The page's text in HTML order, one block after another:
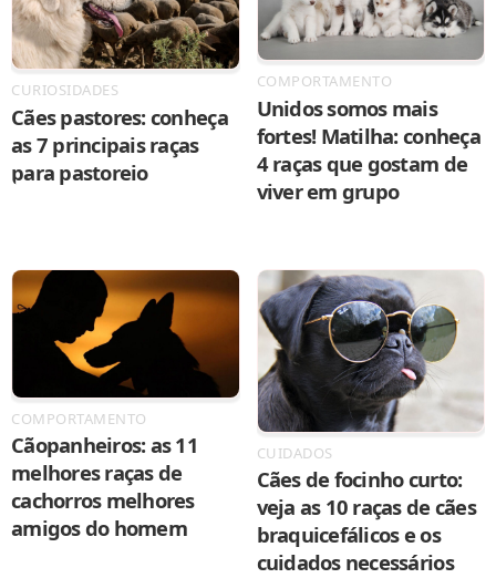
CURIOSIDADES
Cães pastores: conheça
as 7 principais raças
para pastoreio
COMPORTAMENTO
Unidos somos mais
fortes! Matilha: conheça
4 raças que gostam de
viver em grupo
COMPORTAMENTO
Cãopanheiros: as 11
melhores raças de
cachorros melhores
amigos do homem
CUIDADOS
Cães de focinho curto:
veja as 10 raças de cães
braquicefálicos e os
cuidados necessários